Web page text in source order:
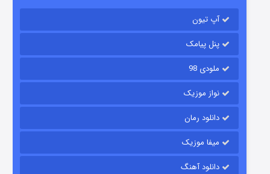
باب اسفنجی فصل ۱۷
قسمت۶ (زیرنویس) منتشر شد
آپ تیون
پنل پیامک
ملودی 98
نواز موزیک
دانلود رمان
میفا موزیک
دانلود آهنگ